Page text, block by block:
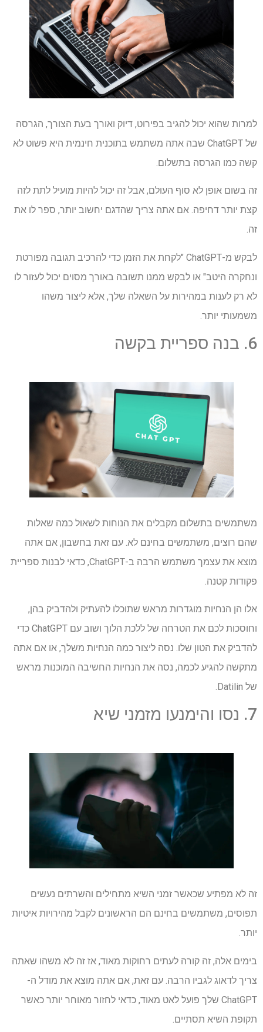
למרות שהוא יכול להגיב בפירוט, דיוק ואורך בעת הצורך, הגרסה
של ChatGPT שבה אתה משתמש בתוכנית חינמית היא פשוט לא
קשה כמו הגרסה בתשלום.
זה בשום אופן לא סוף העולם, אבל זה יכול להיות מועיל לתת לזה
קצת יותר דחיפה. אם אתה צריך שהדגם יחשוב יותר, ספר לו את
זה.
לבקש מ-ChatGPT "לקחת את הזמן כדי להרכיב תגובה מפורטת
ונחקרה היטב" או לבקש ממנו תשובה באורך מסוים יכול לעזור לו
לא רק לענות במהירות על השאלה שלך, אלא ליצור משהו
משמעותי יותר.
6. בנה ספריית בקשה
משתמשים בתשלום מקבלים את הנוחות לשאול כמה שאלות
שהם רוצים, משתמשים בחינם לא. עם זאת בחשבון, אם אתה
מוצא את עצמך משתמש הרבה ב-ChatGPT, כדאי לבנות ספריית
פקודות קטנה.
אלו הן הנחיות מוגדרות מראש שתוכלו להעתיק ולהדביק בהן,
וחוסכות לכם את הטרחה של ללכת הלוך ושוב עם ChatGPT כדי
להדביק את הטון שלו. נסה ליצור כמה הנחיות משלך, או אם אתה
מתקשה להגיע לכמה, נסה את הנחיות החשיבה המוכנות מראש
של Datilin.
7. נסו והימנעו מזמני שיא
זה לא מפתיע שכאשר זמני השיא מתחילים והשרתים נעשים
תפוסים, משתמשים בחינם הם הראשונים לקבל מהירויות איטיות
יותר.
בימים אלה, זה קורה לעתים רחוקות מאוד, אז זה לא משהו שאתה
צריך לדאוג לגביו הרבה. עם זאת, אם אתה מוצא את מודל ה-
ChatGPT שלך פועל לאט מאוד, כדאי לחזור מאוחר יותר כאשר
תקופת השיא תסתיים.